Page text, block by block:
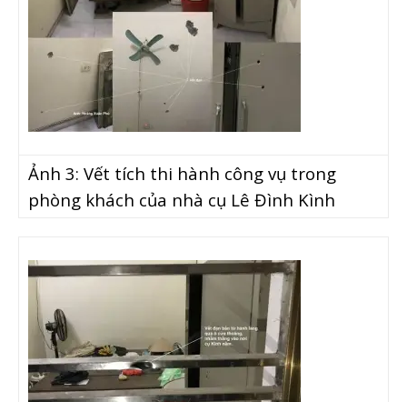
Ảnh 3: Vết tích thi hành công vụ trong
phòng khách của nhà cụ Lê Đình Kình